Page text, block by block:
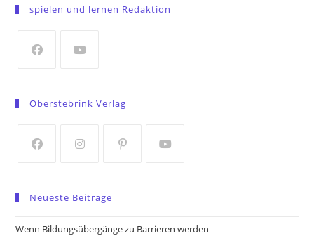
a
tab
spielen und lernen Redaktion
a
tab
tab
Oberstebrink Verlag
a
new
new
a
new
new
Neueste Beiträge
Wenn Bildungsübergänge zu Barrieren werden